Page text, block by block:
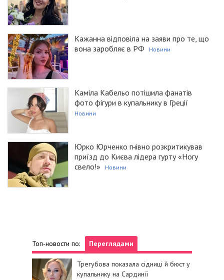
Кажанна відповіла на заяви про те, що
вона заробляє в РФ
Новини
Каміла Кабельо потішила фанатів
фото фігури в купальнику в Греції
Новини
Юрко Юрченко гнівно розкритикував
приїзд до Києва лідера гурту «Ногу
свело!»
Новини
Топ-новости по: Переглядами
Трегубова показала сідниці й бюст у
купальнику на Сардинії